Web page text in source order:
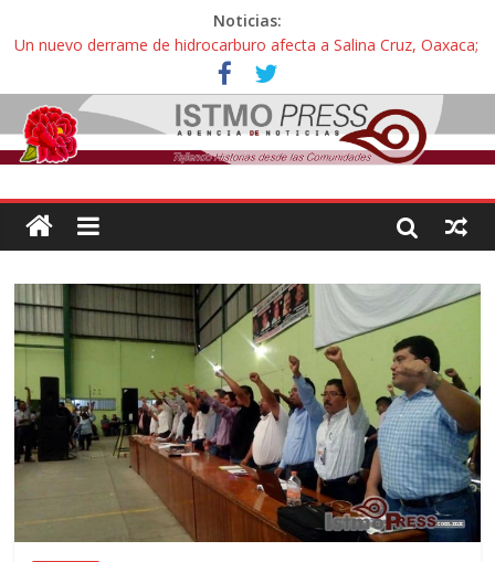
Noticias:
Un nuevo derrame de hidrocarburo afecta a Salina Cruz, Oaxaca;
ahora pescadores de Salinas del Marqués denuncian daños de
Pemex
Ángel, el joven autista expulsado por la Universidad Bienestar de
Ixtepec, Oaxaca vuelve a las aulas tras amparo
Familiares de periodista Alejandro Leyva se reúnen con titular de
intelectuales de su asesinato
Alertan pescadores de Juchitán, Oaxaca de nuevo despojo de su
Pescadores y comuneros ikoots detienen la extracción ilegal de
material pétreo de gravera Oyamel